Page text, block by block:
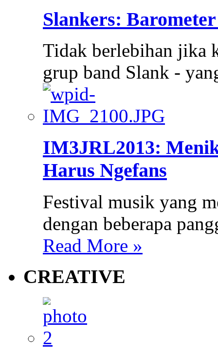
Slankers:
Tidak berlebihan jika
grup band Slank -
IM3JRL2013:
Harus Ngefans
Festival musik yang
dengan beberapa
Read More »
CREATIVE